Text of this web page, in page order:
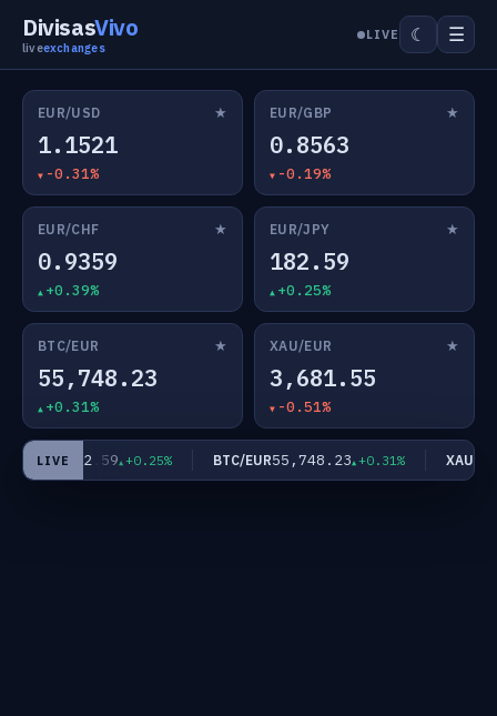
DivisasVivo
liveexchanges
LIVE ☾ ☰
EUR/USD ★
1.1521
-0.31%
EUR/GBP ★
0.8563
-0.19%
EUR/CHF ★
0.9359
+0.39%
EUR/JPY ★
182.59
+0.25%
BTC/EUR ★
55,748.23
+0.31%
XAU/EUR ★
3,681.55
-0.51%
LIVE
JPY182.59 +0.25% BTC/EUR55,748.23 +0.31% XAU/EUR